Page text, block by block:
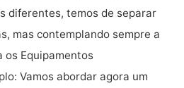
diferentes, temos de separar
mas contemplando sempre a
os Equipamentos
Vamos abordar agora um